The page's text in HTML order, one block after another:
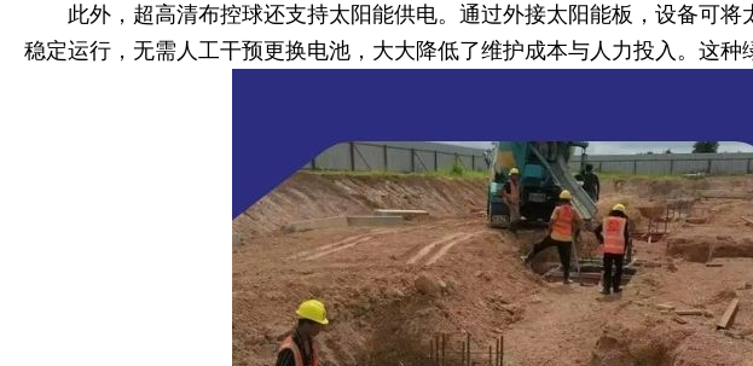
此外，超高清布控球还支持太阳能供电。通过外接太阳能板，设备可
稳定运行，无需人工干预更换电池，大大降低了维护成本与人力投入。这